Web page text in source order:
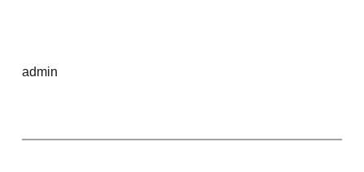
admin